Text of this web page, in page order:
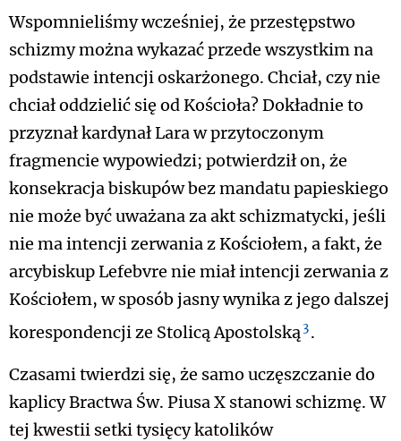
Wspomnieliśmy wcześniej, że przestępstwo
schizmy można wykazać przede wszystkim na
podstawie intencji oskarżonego. Chciał, czy nie
chciał oddzielić się od Kościoła? Dokładnie to
przyznał kardynał Lara w przytoczonym
fragmencie wypowiedzi; potwierdził on, że
konsekracja biskupów bez mandatu papieskiego
nie może być uważana za akt schizmatycki, jeśli
nie ma intencji zerwania z Kościołem, a fakt, że
arcybiskup Lefebvre nie miał intencji zerwania z
Kościołem, w sposób jasny wynika z jego dalszej
korespondencji ze Stolicą Apostolską3.
Czasami twierdzi się, że samo uczęszczanie do
kaplicy Bractwa Św. Piusa X stanowi schizmę. W
tej kwestii setki tysięcy katolików